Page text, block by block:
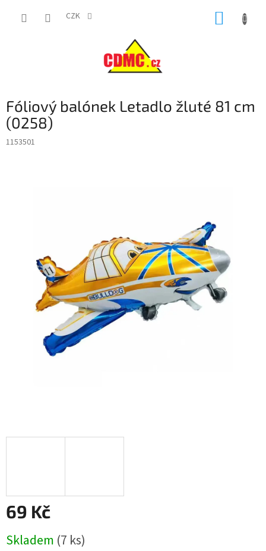
CZK
Fóliový balónek Letadlo žluté 81 cm
(0258)
1153501
69 Kč
cena:
Skladem (7 ks)